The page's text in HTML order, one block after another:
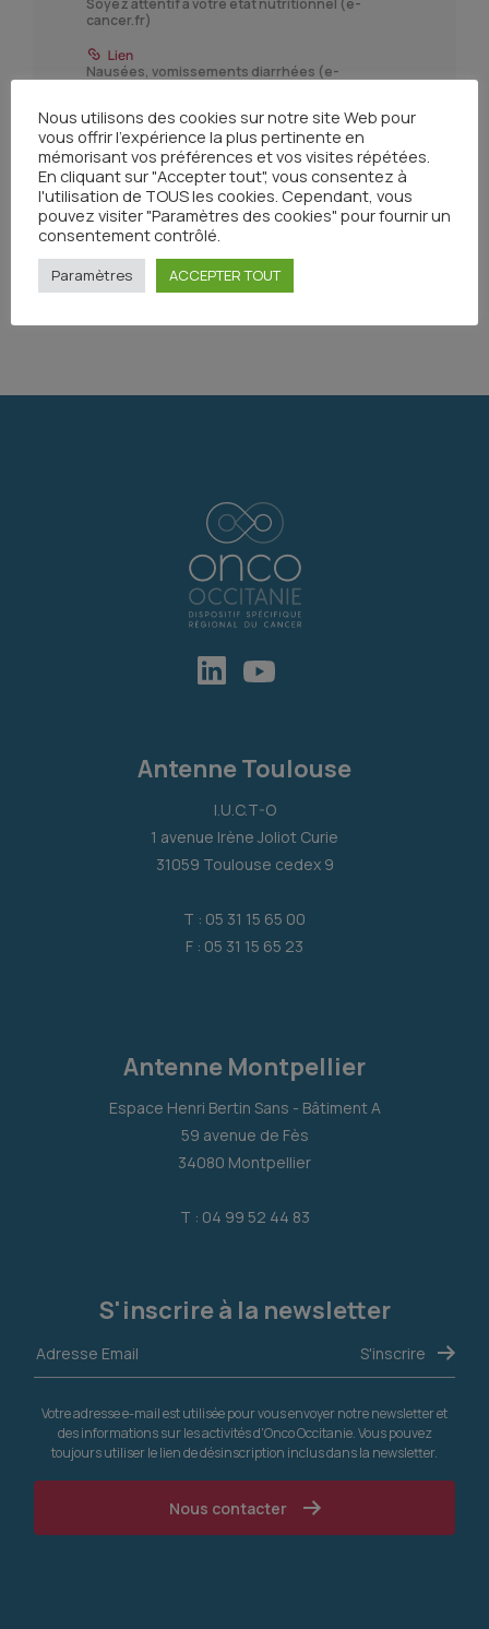
Soyez attentif à votre état nutritionnel (e-
cancer.fr)
Nausées, vomissements diarrhées (e-
Antenne Toulouse
I.U.C.T-O
1 avenue Irène Joliot Curie
31059 Toulouse cedex 9
T : 05 31 15 65 00
F : 05 31 15 65 23
Antenne Montpellier
Espace Henri Bertin Sans - Bâtiment A
59 avenue de Fès
34080 Montpellier
T : 04 99 52 44 83
S'inscrire à la newsletter
Votre adresse e-mail est utilisée pour vous envoyer notre newsletter et
des informations sur les activités d'Onco Occitanie. Vous pouvez
toujours utiliser le lien de désinscription inclus dans la newsletter.
Nous contacter
Nous utilisons des cookies sur notre site Web pour
vous offrir l'expérience la plus pertinente en
mémorisant vos préférences et vos visites répétées.
En cliquant sur "Accepter tout", vous consentez à
l'utilisation de TOUS les cookies. Cependant, vous
pouvez visiter "Paramètres des cookies" pour fournir un
consentement contrôlé.
Paramètres ACCEPTER TOUT